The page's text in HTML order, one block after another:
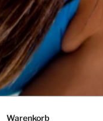
Warenkorb